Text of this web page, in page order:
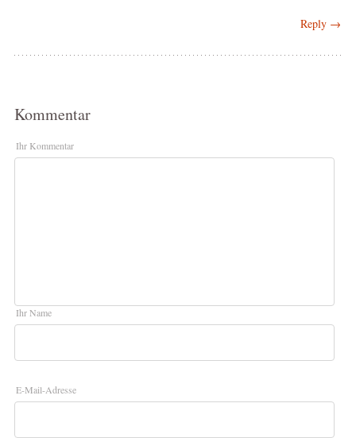
Reply →
Kommentar
Ihr Kommentar
Ihr Name
E-Mail-Adresse